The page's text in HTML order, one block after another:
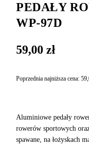
PEDAŁY
WP-97D
59,00 zł
Poprzednia najniższa cena:
Aluminiowe pedały
rowerów sportowych
spawane, na łożyskach